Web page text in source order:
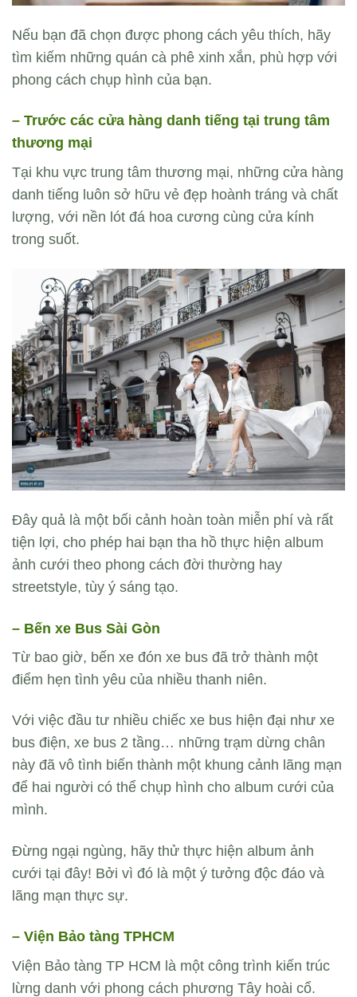
Nếu bạn đã chọn được phong cách yêu thích, hãy
tìm kiếm những quán cà phê xinh xắn, phù hợp với
phong cách chụp hình của bạn.
– Trước các cửa hàng danh tiếng tại trung tâm
thương mại
Tại khu vực trung tâm thương mại, những cửa hàng
danh tiếng luôn sở hữu vẻ đẹp hoành tráng và chất
lượng, với nền lót đá hoa cương cùng cửa kính
trong suốt.
Đây quả là một bối cảnh hoàn toàn miễn phí và rất
tiện lợi, cho phép hai bạn tha hồ thực hiện album
ảnh cưới theo phong cách đời thường hay
streetstyle, tùy ý sáng tạo.
– Bến xe Bus Sài Gòn
Từ bao giờ, bến xe đón xe bus đã trở thành một
điểm hẹn tình yêu của nhiều thanh niên.
Với việc đầu tư nhiều chiếc xe bus hiện đại như xe
bus điện, xe bus 2 tầng… những trạm dừng chân
này đã vô tình biến thành một khung cảnh lãng mạn
để hai người có thể chụp hình cho album cưới của
mình.
Đừng ngại ngùng, hãy thử thực hiện album ảnh
cưới tại đây! Bởi vì đó là một ý tưởng độc đáo và
lãng mạn thực sự.
– Viện Bảo tàng TPHCM
Viện Bảo tàng TP HCM là một công trình kiến trúc
lừng danh với phong cách phương Tây hoài cổ.